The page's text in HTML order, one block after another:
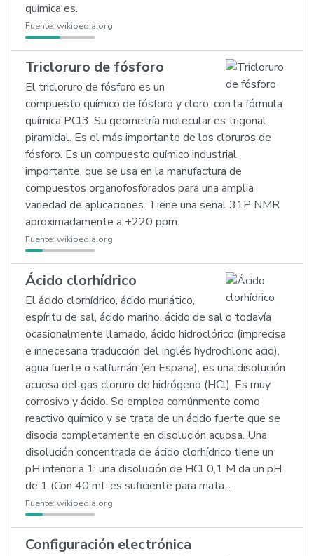
química es.
Fuente: wikipedia.org
Tricloruro de fósforo
El tricloruro de fósforo es un
compuesto químico de fósforo y cloro, con la fórmula
química PCl3. Su geometría molecular es trigonal
piramidal. Es el más importante de los cloruros de
fósforo. Es un compuesto químico industrial
importante, que se usa en la manufactura de
compuestos organofosforados para una amplia
variedad de aplicaciones. Tiene una señal 31P NMR
aproximadamente a +220 ppm.
Fuente: wikipedia.org
Ácido clorhídrico
El ácido clorhídrico, ácido muriático,
espíritu de sal, ácido marino, ácido de sal o todavía
ocasionalmente llamado, ácido hidroclórico (imprecisa
e innecesaria traducción del inglés hydrochloric acid),
agua fuerte o salfumán (en España), es una disolución
acuosa del gas cloruro de hidrógeno (HCl). Es muy
corrosivo y ácido. Se emplea comúnmente como
reactivo químico y se trata de un ácido fuerte que se
disocia completamente en disolución acuosa. Una
disolución concentrada de ácido clorhídrico tiene un
pH inferior a 1; una disolución de HCl 0,1 M da un pH
de 1 (Con 40 mL es suficiente para mata…
Fuente: wikipedia.org
Configuración electrónica